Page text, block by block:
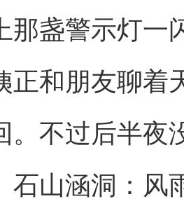
那盏警示灯一
正和朋友聊着
。不过后半夜
涵洞：风